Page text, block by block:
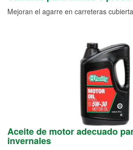
Mejoran el agarre en carreteras
Aceite de motor adecuado
invernales